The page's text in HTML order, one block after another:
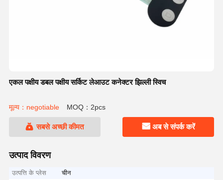
एकल पक्षीय डबल पक्षीय सर्किट लेआउट कनेक्टर झिल्ली स्विच
मूल्य：negotiable MOQ：2pcs
सबसे अच्छी कीमत अब से संपर्क करें
उत्पाद विवरण
उत्पत्ति के प्लेस
चीन